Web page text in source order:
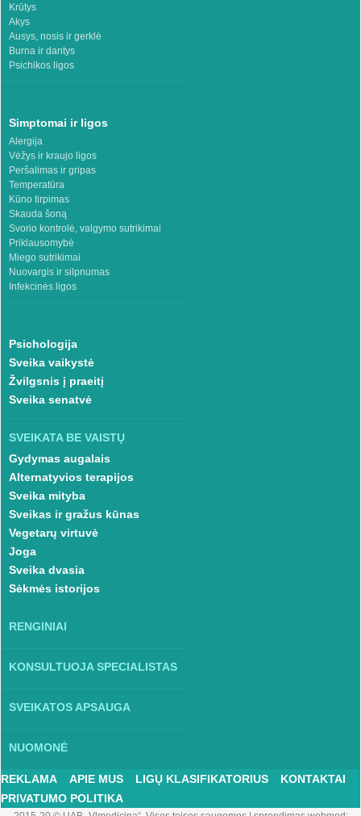
Krūtys
Akys
Ausys, nosis ir gerklė
Burna ir dantys
Psichikos ligos
Simptomai ir ligos
Alergija
Vėžys ir kraujo ligos
Peršalimas ir gripas
Temperatūra
Kūno tirpimas
Skauda šoną
Svorio kontrolė, valgymo sutrikimai
Priklausomybė
Miego sutrikimai
Nuovargis ir silpnumas
Infekcinės ligos
Psichologija
Sveika vaikystė
Žvilgsnis į praeitį
Sveika senatvė
SVEIKATA BE VAISTŲ
Gydymas augalais
Alternatyvios terapijos
Sveika mityba
Sveikas ir gražus kūnas
Vegetarų virtuvė
Joga
Sveika dvasia
Sėkmės istorijos
RENGINIAI
KONSULTUOJA SPECIALISTAS
SVEIKATOS APSAUGA
NUOMONĖ
REKLAMA APIE MUS LIGŲ KLASIFIKATORIUS
KONTAKTAI
PRIVATUMO POLITIKA